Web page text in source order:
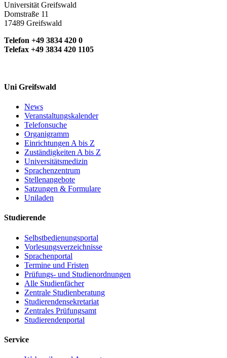
Universität Greifswald
Domstraße 11
17489 Greifswald
Telefon +49 3834 420 0
Telefax +49 3834 420 1105
Uni Greifswald
News
Veranstaltungskalender
Telefonsuche
Organigramm
Einrichtungen A bis Z
Zuständigkeiten A bis Z
Universitätsmedizin
Sprachenzentrum
Stellenangebote
Satzungen & Formulare
Uniladen
Studierende
Selbstbedienungsportal
Vorlesungsverzeichnisse
Sprachenportal
Termine und Fristen
Prüfungs- und Studienordnungen
Alle Studienfächer
Zentrale Studienberatung
Studierendensekretariat
Zentrales Prüfungsamt
Studierendenportal
Service